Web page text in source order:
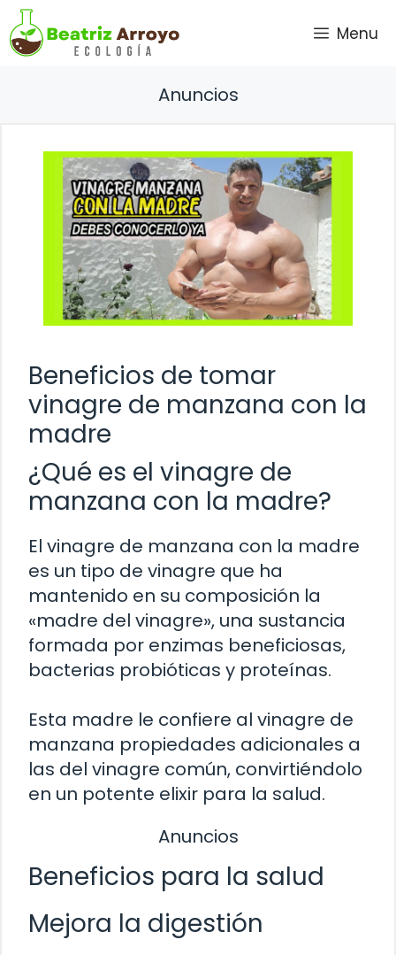
Saltar
al
contenido
Menu
Anuncios
Beneficios de tomar
vinagre de manzana con la
madre
¿Qué es el vinagre de
manzana con la madre?
El vinagre de manzana con la madre
es un tipo de vinagre que ha
mantenido en su composición la
«madre del vinagre», una sustancia
formada por enzimas beneficiosas,
bacterias probióticas y proteínas.
Esta madre le confiere al vinagre de
manzana propiedades adicionales a
las del vinagre común, convirtiéndolo
en un potente elixir para la salud.
Anuncios
Beneficios para la salud
Mejora la digestión